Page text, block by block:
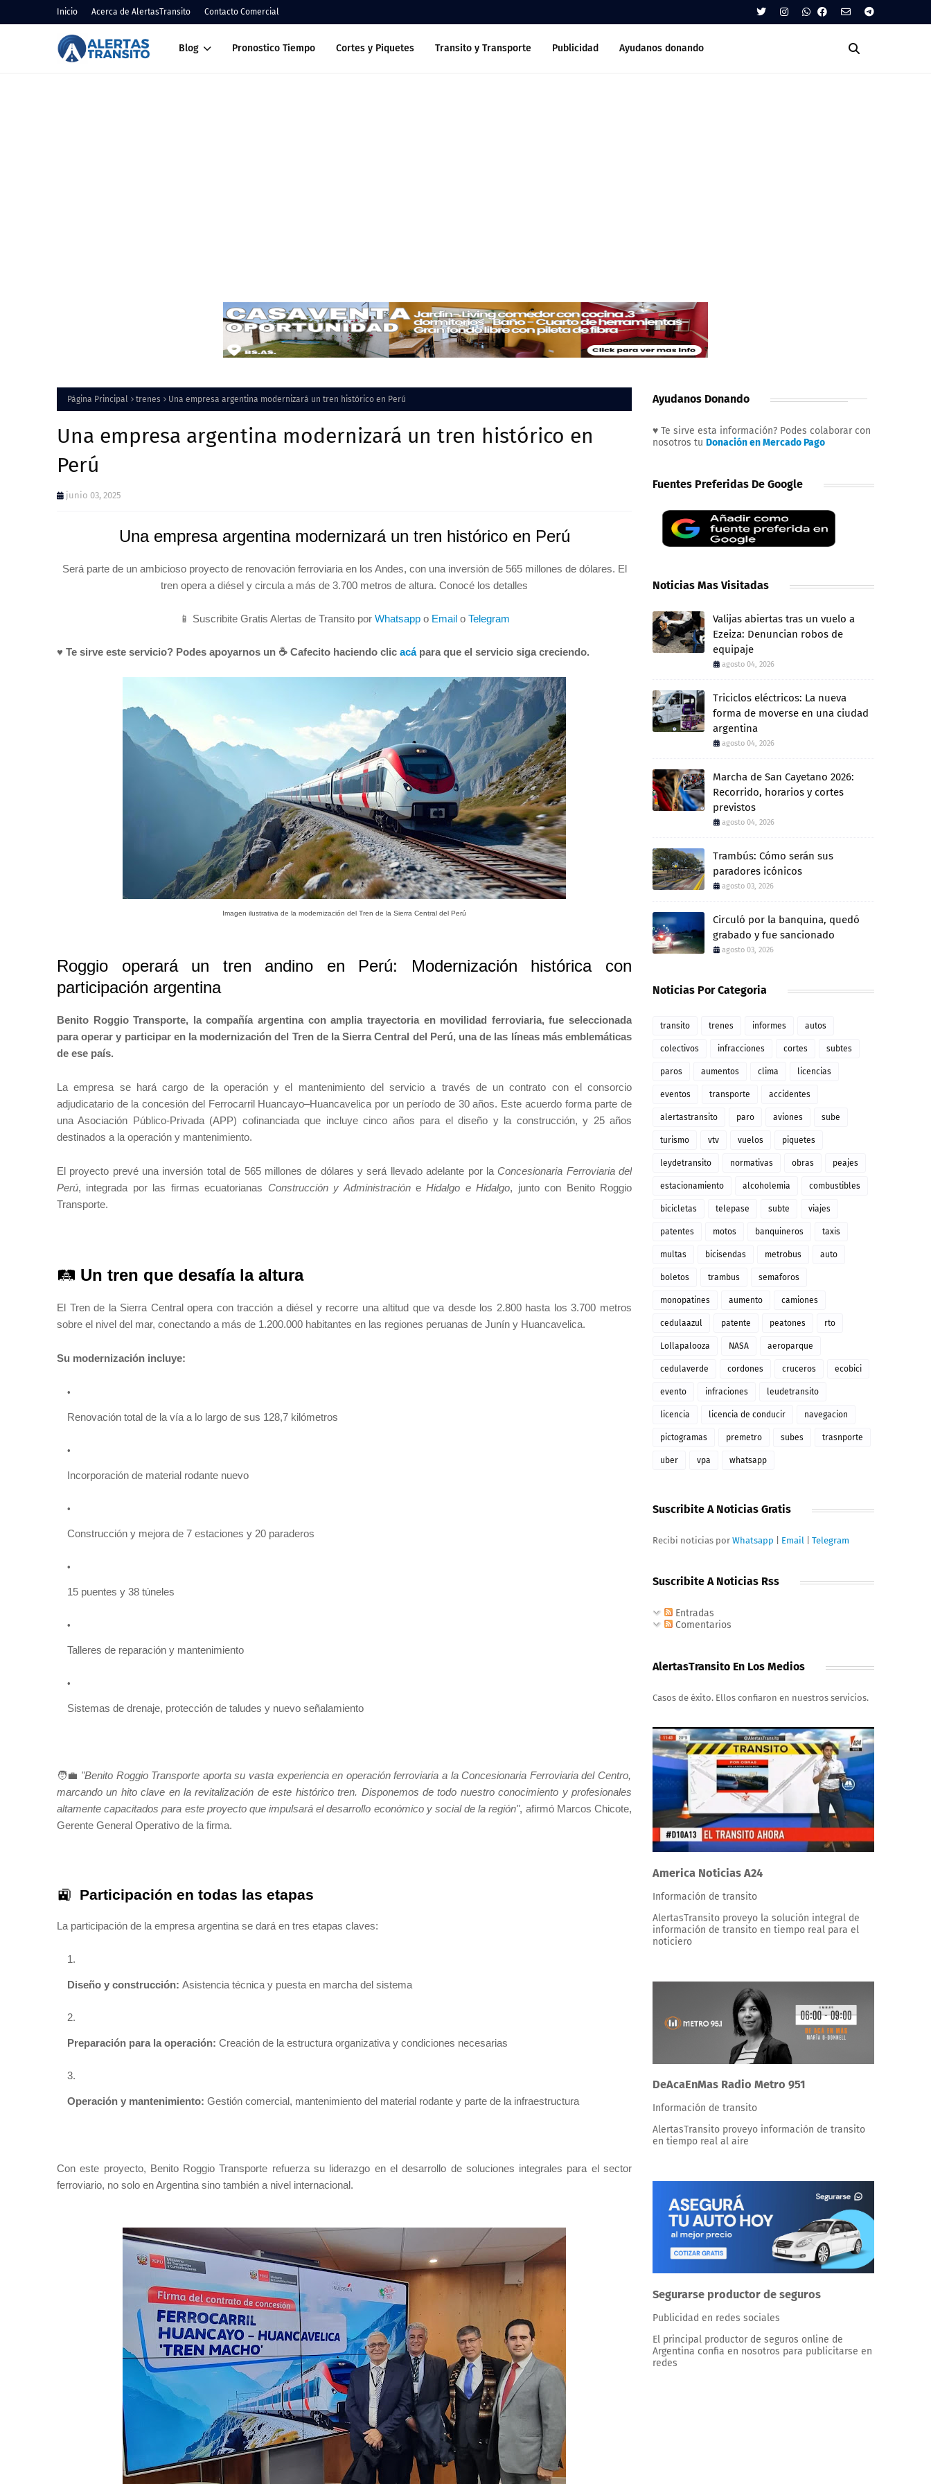
Inicio Acerca de AlertasTransito Contacto Comercial
Blog Pronostico Tiempo Cortes y Piquetes Transito y Transporte Publicidad Ayudanos donando
Página Principal trenes Una empresa argentina modernizará un tren histórico en Perú
Una empresa argentina modernizará un tren histórico en
Perú
junio 03, 2025
Una empresa argentina modernizará un tren histórico en Perú
Será parte de un ambicioso proyecto de renovación ferroviaria en los Andes, con una inversión de 565 millones de dólares. El
tren opera a diésel y circula a más de 3.700 metros de altura. Conocé los detalles
📱 Suscribite Gratis Alertas de Transito por Whatsappo Emailo Telegram
♥ Te sirve este servicio? Podes apoyarnos un ☕ Cafecito haciendo clic acápara que el servicio siga creciendo.
Imagen ilustrativa de la modernización del Tren de la Sierra Central del Perú
Roggio operará un tren andino en Perú: Modernización histórica con
participación argentina
Benito Roggio Transporte, la compañía argentina con amplia trayectoria en movilidad ferroviaria, fue seleccionada
para operar y participar en la modernización del Tren de la Sierra Central del Perú, una de las líneas más emblemáticas
de ese país.
La empresa se hará cargo de la operación y el mantenimiento del servicio a través de un contrato con el consorcio
adjudicatario de la concesión del Ferrocarril Huancayo–Huancavelica por un período de 30 años. Este acuerdo forma parte de
una Asociación Público-Privada (APP) cofinanciada que incluye cinco años para el diseño y la construcción, y 25 años
destinados a la operación y mantenimiento.
El proyecto prevé una inversión total de 565 millones de dólares y será llevado adelante por la Concesionaria Ferroviaria del
Perú, integrada por las firmas ecuatorianas Construcción y AdministracióneHidalgo e Hidalgo, junto con Benito Roggio
Transporte.
🛤️ Un tren que desafía la altura
El Tren de la Sierra Central opera con tracción a diésel y recorre una altitud que va desde los 2.800 hasta los 3.700 metros
sobre el nivel del mar, conectando a más de 1.200.000 habitantes en las regiones peruanas de Junín y Huancavelica.
Su modernización incluye:
Renovación total de la vía a lo largo de sus 128,7 kilómetros
Incorporación de material rodante nuevo
Construcción y mejora de 7 estaciones y 20 paraderos
15 puentes y 38 túneles
Talleres de reparación y mantenimiento
Sistemas de drenaje, protección de taludes y nuevo señalamiento
🧑‍💼 "Benito Roggio Transporte aporta su vasta experiencia en operación ferroviaria a la Concesionaria Ferroviaria del Centro,
marcando un hito clave en la revitalización de este histórico tren. Disponemos de todo nuestro conocimiento y profesionales
altamente capacitados para este proyecto que impulsará el desarrollo económico y social de la región", afirmó Marcos Chicote,
Gerente General Operativo de la firma.
🚉 Participación en todas las etapas
La participación de la empresa argentina se dará en tres etapas claves:
Diseño y construcción: Asistencia técnica y puesta en marcha del sistema
Preparación para la operación: Creación de la estructura organizativa y condiciones necesarias
Operación y mantenimiento: Gestión comercial, mantenimiento del material rodante y parte de la infraestructura
Con este proyecto, Benito Roggio Transporte refuerza su liderazgo en el desarrollo de soluciones integrales para el sector
ferroviario, no solo en Argentina sino también a nivel internacional.
Ayudanos Donando
♥ Te sirve esta información? Podes colaborar con
nosotros tu Donación en Mercado Pago
Fuentes Preferidas De Google
Noticias Mas Visitadas
Valijas abiertas tras un vuelo a
Ezeiza: Denuncian robos de
equipaje
agosto 04, 2026
Triciclos eléctricos: La nueva
forma de moverse en una ciudad
argentina
agosto 04, 2026
Marcha de San Cayetano 2026:
Recorrido, horarios y cortes
previstos
agosto 04, 2026
Trambús: Cómo serán sus
paradores icónicos
agosto 03, 2026
Circuló por la banquina, quedó
grabado y fue sancionado
agosto 03, 2026
Noticias Por Categoria
transito trenes informes autos
colectivos infracciones cortes subtes
paros aumentos clima licencias
eventos transporte accidentes
alertastransito paro aviones sube
turismo vtv vuelos piquetes
leydetransito normativas obras peajes
estacionamiento alcoholemia combustibles
bicicletas telepase subte viajes
patentes motos banquineros taxis
multas bicisendas metrobus auto
boletos trambus semaforos
monopatines aumento camiones
cedulaazul patente peatones rto
Lollapalooza NASA aeroparque
cedulaverde cordones cruceros ecobici
evento infraciones leudetransito
licencia licencia de conducir navegacion
pictogramas premetro subes trasnporte
uber vpa whatsapp
Suscribite A Noticias Gratis
Recibi noticias por Whatsapp Email Telegram
Suscribite A Noticias Rss
Entradas
Comentarios
AlertasTransito En Los Medios
Casos de éxito. Ellos confiaron en nuestros servicios.
America Noticias A24
Información de transito
AlertasTransito proveyo la solución integral de
información de transito en tiempo real para el
noticiero
DeAcaEnMas Radio Metro 951
Información de transito
AlertasTransito proveyo información de transito
en tiempo real al aire
Segurarse productor de seguros
Publicidad en redes sociales
El principal productor de seguros online de
Argentina confia en nosotros para publicitarse en
redes